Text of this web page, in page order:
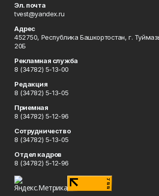
Эл. почта
tvest@yandex.ru
Адрес
452750, Республика Башкортостан, г.
20Б
Рекламная служба
8 (34782) 5-13-00
Редакция
8 (34782) 5-13-05
Приемная
8 (34782) 5-12-96
Сотрудничество
8 (34782) 5-13-05
Отдел кадров
8 (34782) 5-12-96